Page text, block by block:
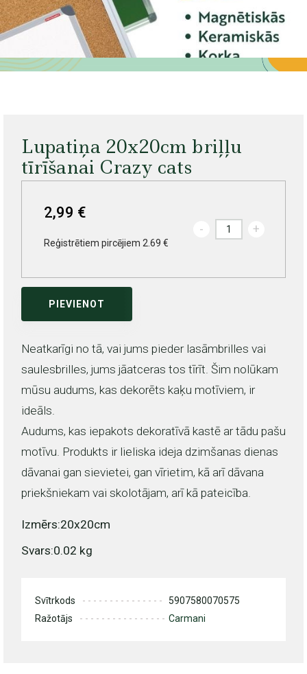
Lupatiņa 20x20cm briļļu
tīrīšanai Crazy cats
2,99 €
Reģistrētiem pircējiem 2.69 €
- +
PIEVIENOT
Neatkarīgi no tā, vai jums pieder lasāmbrilles vai
saulesbrilles, jums jāatceras tos tīrīt. Šim nolūkam
mūsu audums, kas dekorēts kaķu motīviem, ir
ideāls.
Audums, kas iepakots dekoratīvā kastē ar tādu pašu
motīvu. Produkts ir lieliska ideja dzimšanas dienas
dāvanai gan sievietei, gan vīrietim, kā arī dāvana
priekšniekam vai skolotājam, arī kā pateicība.
Izmērs:20x20cm
Svars:0.02 kg
Svītrkods
5907580070575
Ražotājs
Carmani